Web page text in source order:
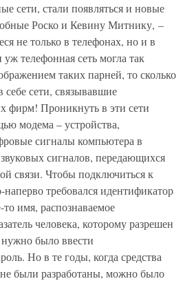
сети, стали появляться и новые
Роско и Кевину Митнику, –
не только в телефонах, но и в
телефонная сеть могла так
таких парней, то сколько
себе сети, связывавшие
фирм! Проникнуть в эти сети
модема – устройства,
сигналы компьютера в
сигналов, передающихся
связи. Чтобы подключиться к
наперво требовался идентификатор
то имя, распознаваемое
человека, которому разрешен
нужно было ввести
Но в те годы, когда средства
были разработаны, можно было